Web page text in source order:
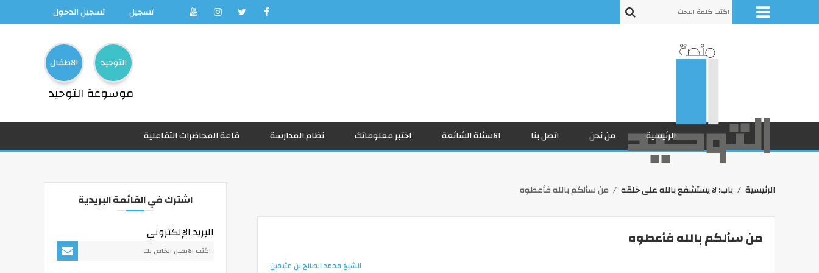
تسجيل تسجيل الدخول
التوحيد الاطفال
موسوعة التوحيد
الرئيسية من نحن اتصل بنا الاسئلة الشائعة اختبر معلوماتك نظام المدارسة قاعة المحاضرات التفاعلية
الرئيسية باب: لا يستشفع بالله على خلقه من سألكم بالله فأعطوه
من سألكم بالله فأعطوه
الشيخ محمد الصالح بن عثيمين
اشترك في القائمة البريدية
البريد الإلكتروني